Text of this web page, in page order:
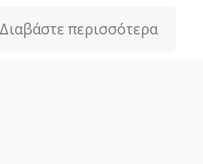
Διαβάστε περισσότερα